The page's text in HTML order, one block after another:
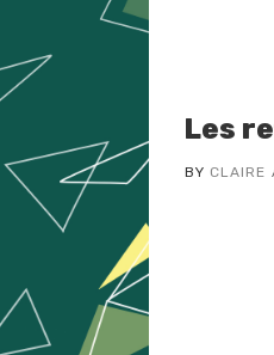
Les
BY CLAIRE